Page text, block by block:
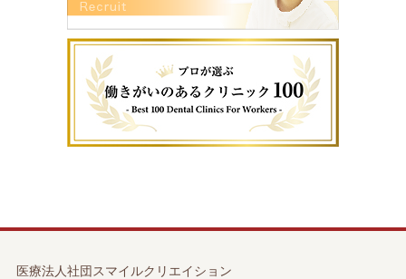
医療法人社団スマイルクリエイション